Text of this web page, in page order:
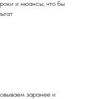
и нюансы, что бы
заранее и